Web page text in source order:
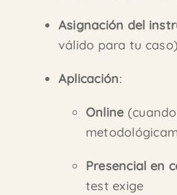
Asignación del
válido para tu
Aplicación:
Online
Presencial en
test exige